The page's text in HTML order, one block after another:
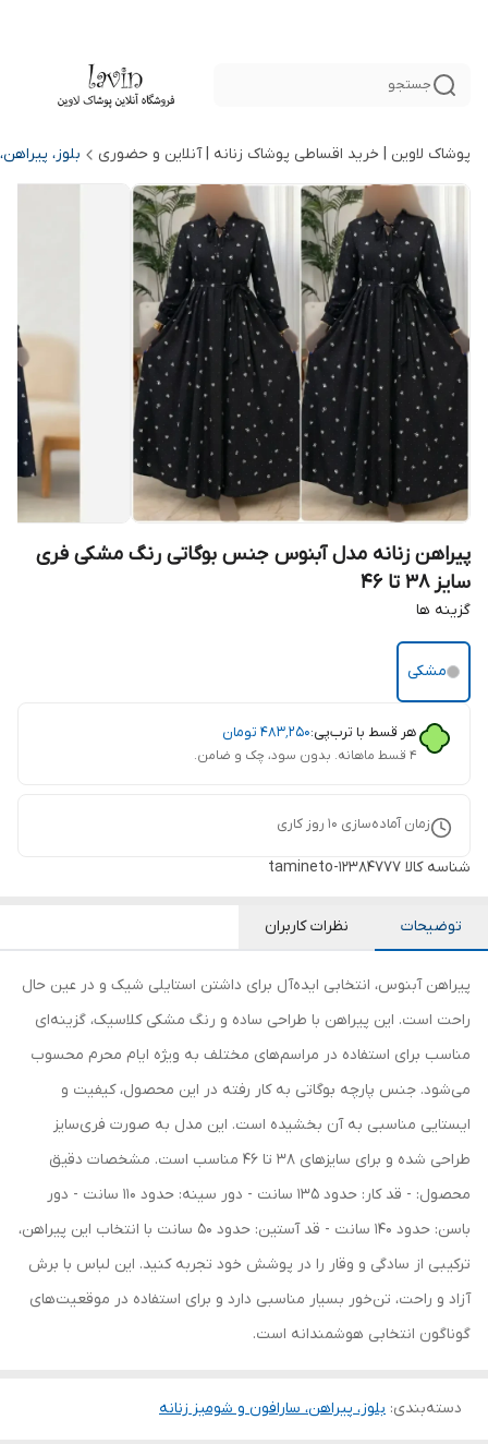
جستجو
پوشاک لاوین | خرید اقساطی پوشاک زنانه | آنلاین و حضوری بلوز،
پیراهن زنانه مدل آبنوس جنس بوگاتی رنگ مشکی فری
سایز 38 تا 46
گزینه ها
مشکی
هر قسط با ترب‌پی:۴۸۳٬۲۵۰ تومان
۴ قسط ماهانه. بدون سود، چک و ضامن.
زمان آماده‌سازی 10 روز کاری
شناسه کالا tamineto-12384777
توضیحات نظرات کاربران
پیراهن آبنوس، انتخابی ایده‌آل برای داشتن استایلی شیک و در عین حال
راحت است. این پیراهن با طراحی ساده و رنگ مشکی کلاسیک، گزینه‌ای
مناسب برای استفاده در مراسم‌های مختلف به ویژه ایام محرم محسوب
می‌شود. جنس پارچه بوگاتی به کار رفته در این محصول، کیفیت و
ایستایی مناسبی به آن بخشیده است. این مدل به صورت فری‌سایز
طراحی شده و برای سایزهای 38 تا 46 مناسب است. مشخصات دقیق
محصول: - قد کار: حدود 135 سانت - دور سینه: حدود 110 سانت - دور
باسن: حدود 140 سانت - قد آستین: حدود 50 سانت با انتخاب این پیراهن،
ترکیبی از سادگی و وقار را در پوشش خود تجربه کنید. این لباس با برش
آزاد و راحت، تن‌خور بسیار مناسبی دارد و برای استفاده در موقعیت‌های
گوناگون انتخابی هوشمندانه است.
دسته‌بندی: بلوز، پیراهن، سارافون و شومیز زنانه